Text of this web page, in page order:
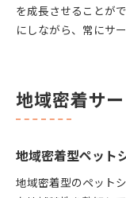
を成長させることが
にしながら、常にサ
地域密着サ
地域密着型ペット
地域密着型のペット